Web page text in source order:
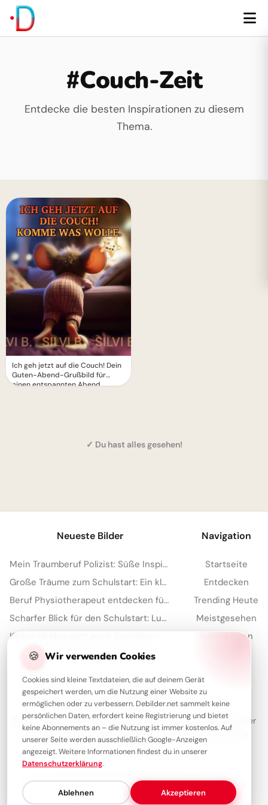
#Couch-Zeit
Entdecke die besten Inspirationen zu diesem
Thema.
Ich geh jetzt auf die Couch! Dein
Guten-Abend-Grußbild für
einen entspannten Abend.
✓ Du hast alles gesehen!
🍪 Wir verwenden Cookies
Cookies sind kleine Textdateien, die auf deinem Gerät
gespeichert werden, um die Nutzung einer Website zu
ermöglichen oder zu verbessern. Debilder.net sammelt keine
persönlichen Daten, erfordert keine Registrierung und bietet
keine Abonnements an – die Nutzung ist immer kostenlos. Auf
unserer Seite werden ausschließlich Google-Anzeigen
angezeigt. Weitere Informationen findest du in unserer
Datenschutzerklärung.
Ablehnen Akzeptieren
Neueste Bilder
Mein Traumberuf Polizist: Süße Inspiration für kleine Helden auf WhatsApp!
Große Träume zum Schulstart: Ein kleiner Feuerwehrmann für YouTube
Beruf Physiotherapeut entdecken für YouTube: Eine spannende Lektion
Scharfer Blick für den Schulstart: Lustige Bilder für WhatsApp
Navigation
Startseite
Entdecken
Trending Heute
Meistgesehen
Sammlungen
Über Debilder
Debilder ist deine Plattform für die schönsten Grüße und Bilder
zum Teilen. Entdecke unsere Sammlung und verschenke ein
Lächeln!
Über unsKontaktRedaktionImpressumDatenschutzerklärung